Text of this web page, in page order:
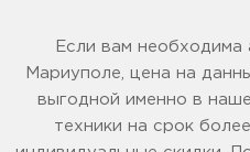
Если вам необходима
Мариуполе, цена на
выгодной именно в
техники на срок